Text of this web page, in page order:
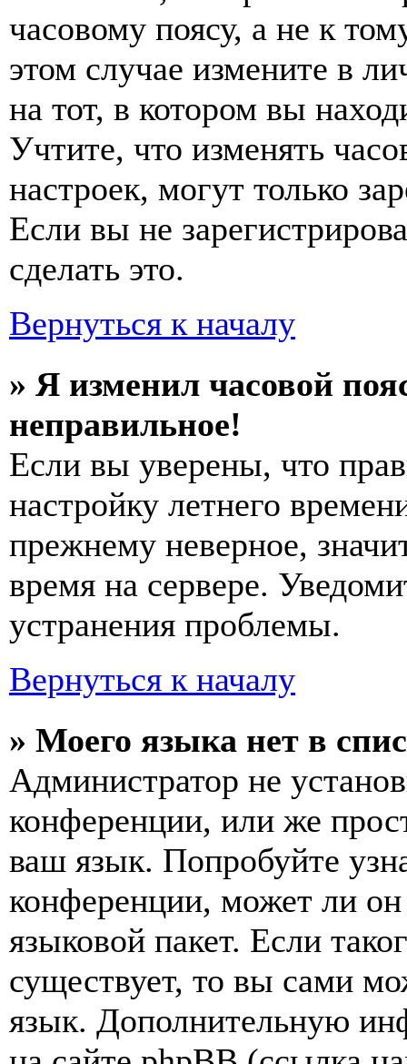
часовому поясу, а не к
этом случае измените в
на тот, в котором вы
Учтите, что изменять
настроек, могут только
Если вы не
сделать это.
Вернуться к началу
» Я изменил часовой
неправильное!
Если вы уверены, что
настройку летнего
прежнему неверное,
время на сервере.
устранения проблемы.
Вернуться к началу
» Моего языка нет в
Администратор не
конференции, или же
ваш язык. Попробуйте
конференции, может ли
языковой пакет. Если
существует, то вы сами
язык. Дополнительную